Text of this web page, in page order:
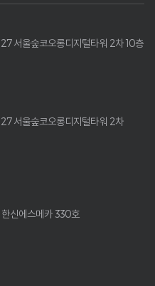
27서울숲코오롱디지털타워 2차 10층
27서울숲코오롱디지털타워 2차
한신에스메카 330호